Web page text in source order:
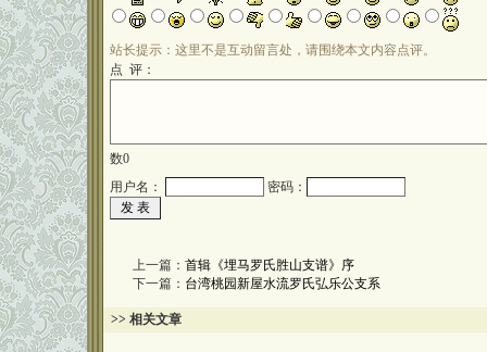
站长提示：这里不是互动留言处，请围绕本文内容点评。
点 评：
数0
用户名：
密码：
上一篇： 首辑《埋马罗氏胜山支谱》序
下一篇： 台湾桃园新屋水流罗氏弘乐公支系
>> 相关文章